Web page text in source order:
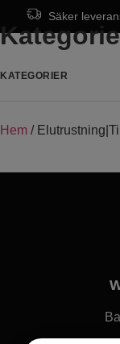
Säker
KATEGORIER
Hem /